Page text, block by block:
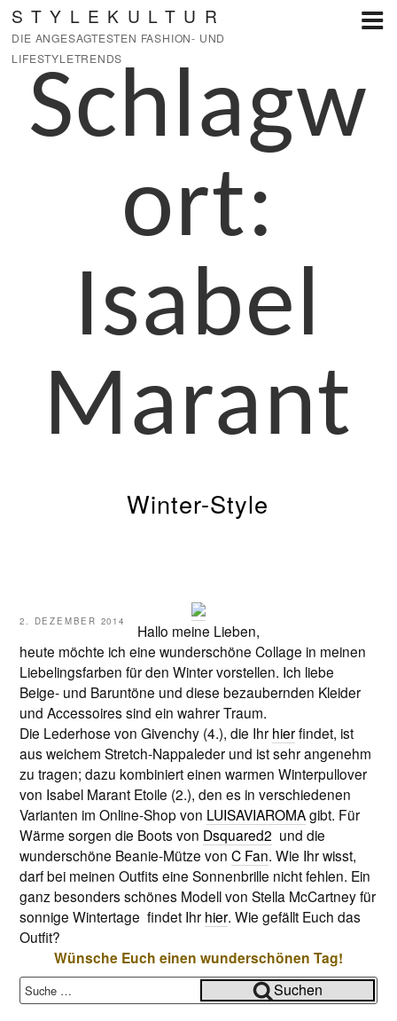
Zum
Inhalt
springen
STYLEKULTUR
DIE ANGESAGTESTEN FASHION- UND
LIFESTYLETRENDS
Schlagw
ort:
Isabel
Marant
VERÖFFENTLICHT
2. DEZEMBER 2014
Winter-Style
Hallo meine Lieben,
heute möchte ich eine wunderschöne Collage in meinen
Liebelingsfarben für den Winter vorstellen. Ich liebe
Beige- und Baruntöne und diese bezaubernden Kleider
und Accessoires sind ein wahrer Traum.
Die Lederhose von Givenchy (4.), die Ihr hierfindet, ist
aus weichem Stretch-Nappaleder und ist sehr angenehm
zu tragen; dazu kombiniert einen warmen Winterpullover
von Isabel Marant Etoile (2.), den es in verschiedenen
Varianten im Online-Shop von LUISAVIAROMAgibt. Für
Wärme sorgen die Boots von Dsquared2 und die
wunderschöne Beanie-Mütze vonC Fan. Wie Ihr wisst,
darf bei meinen Outfits eine Sonnenbrille nicht fehlen. Ein
ganz besonders schönes Modell von Stella McCartney für
sonnige Wintertage findet Ihr hier. Wie gefällt Euch das
Outfit?
Wünsche Euch einen wunderschönen Tag!
Suche
nach:
Suchen